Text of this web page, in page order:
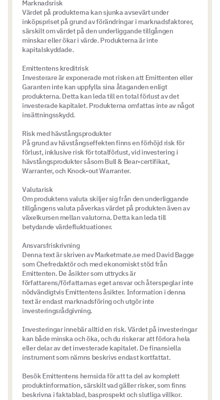
Marknadsrisk
Värdet på produkterna kan sjunka avsevärt under
inköpspriset på grund av förändringar i marknadsfaktorer,
särskilt om värdet på den underliggande tillgången
minskar eller ökar i värde. Produkterna är inte
kapitalskyddade.
Emittentens kreditrisk
Investerare är exponerade mot risken att Emittenten eller
Garanten inte kan uppfylla sina åtaganden enligt
produkterna. Detta kan leda till en total förlust av det
investerade kapitalet. Produkterna omfattas inte av något
insättningsskydd.
Risk med hävstångsprodukter
På grund av hävstångseffekten finns en förhöjd risk för
förlust, inklusive risk för totalförlust, vid investering i
hävstångsprodukter såsom Bull & Bear-certifikat,
Warranter, och Knock-out Warranter.
Valutarisk
Om produktens valuta skiljer sig från den underliggande
tillgångens valuta påverkas värdet på produkten även av
växelkursen mellan valutorna. Detta kan leda till
betydande värdefluktuationer.
Ansvarsfriskrivning
Denna text är skriven av Marketmate.se med David Bagge
som Chefredaktör och med ekonomiskt stöd från
Emittenten. De åsikter som uttrycks är
författarens/författarnas eget ansvar och återspeglar inte
nödvändigtvis Emittentens åsikter. Information i denna
text är endast marknadsföring och utgör inte
investeringsrådgivning.
Investeringar innebär alltid en risk. Värdet på investeringar
kan både minska och öka, och du riskerar att förlora hela
eller delar av det investerade kapitalet. De finansiella
instrument som nämns beskrivs endast kortfattat.
Besök Emittentens hemsida för att ta del av komplett
produktinformation, särskilt vad gäller risker, som finns
beskrivna i faktablad, basprospekt och slutliga villkor.